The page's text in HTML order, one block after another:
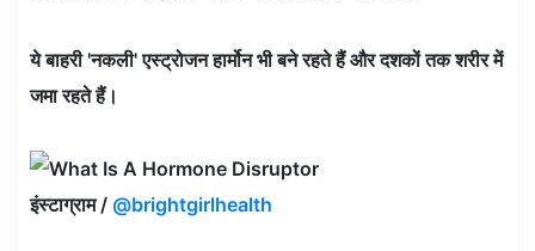
ये बाहरी 'नकली' एस्ट्रोजन हार्मोन भी बने रहते हैं और दशकों तक शरीर में
जमा रहते हैं।
इंस्टाग्राम / @brightgirlhealth